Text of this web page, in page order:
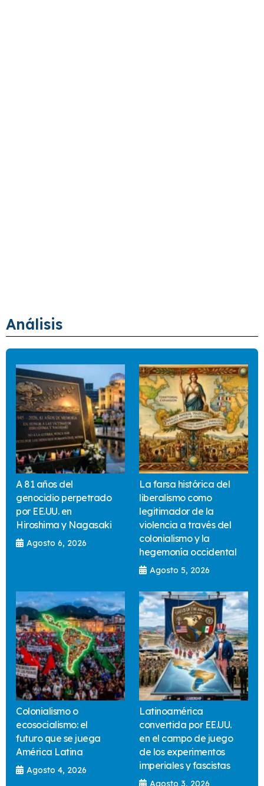
Análisis
A 81 años del
genocidio perpetrado
por EE.UU. en
Hiroshima y Nagasaki
Agosto 6, 2026
La farsa histórica del
liberalismo como
legitimador de la
violencia a través del
colonialismo y la
hegemonía occidental
Agosto 5, 2026
Colonialismo o
ecosocialismo: el
futuro que se juega
América Latina
Agosto 4, 2026
Latinoamérica
convertida por EE.UU.
en el campo de juego
de los experimentos
imperiales y fascistas
Agosto 3, 2026